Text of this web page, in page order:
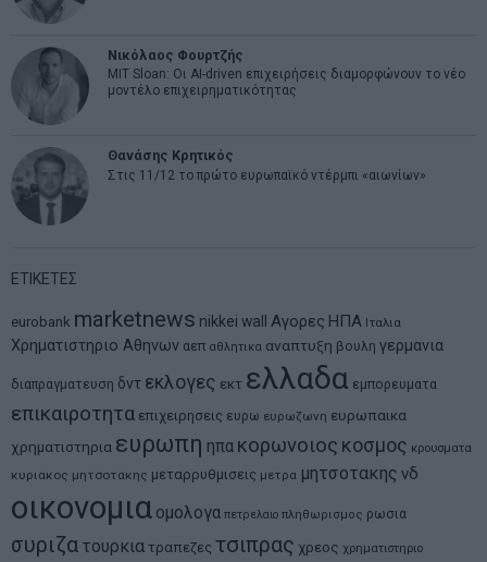
Νικόλαος Φουρτζής
MIT Sloan: Οι AI-driven επιχειρήσεις διαμορφώνουν το νέο
μοντέλο επιχειρηματικότητας
Θανάσης Κρητικός
Στις 11/12 το πρώτο ευρωπαϊκό ντέρμπι «αιωνίων»
ΕΤΙΚΕΤΕΣ
eurobank marketnews nikkei wall Αγορες ΗΠΑ Ιταλια
Χρηματιστηριο Αθηνων αεπ αθλητικα αναπτυξη βουλη γερμανια
διαπραγματευση δντ εκλογες εκτ ελλαδα εμπορευματα
επικαιροτητα επιχειρησεις ευρω ευρωζωνη ευρωπαικα
χρηματιστηρια ευρωπη ηπα κορωνοιος κοσμος κρουσματα
κυριακος μητσοτακης μεταρρυθμισεις μετρα μητσοτακης νδ
οικονομια ομολογα πετρελαιο πληθωρισμος ρωσια
συριζα τουρκια τραπεζες τσιπρας χρεος χρηματιστηριο